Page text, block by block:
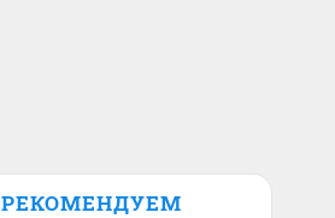
РЕКОМЕНДУЕМ